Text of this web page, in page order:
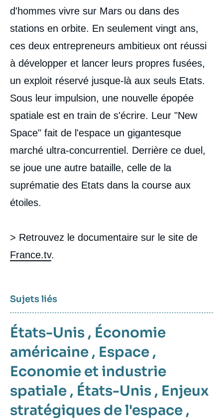
d'hommes vivre sur Mars ou dans des
stations en orbite. En seulement vingt ans,
ces deux entrepreneurs ambitieux ont réussi
à développer et lancer leurs propres fusées,
un exploit réservé jusque-là aux seuls Etats.
Sous leur impulsion, une nouvelle épopée
spatiale est en train de s'écrire. Leur "New
Space" fait de l'espace un gigantesque
marché ultra-concurrentiel. Derrière ce duel,
se joue une autre bataille, celle de la
suprématie des Etats dans la course aux
étoiles.
> Retrouvez le documentaire sur le site de
France.tv.
Sujets liés
États-Unis , Économie
américaine , Espace ,
Economie et industrie
spatiale , États-Unis , Enjeux
stratégiques de l'espace ,